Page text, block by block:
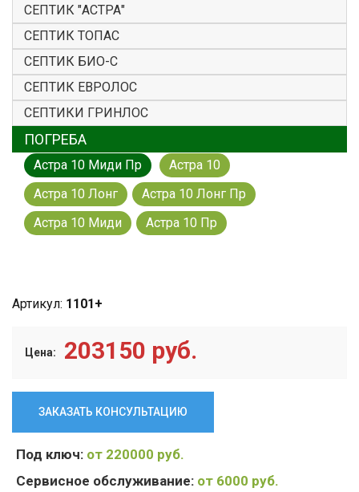
СЕПТИК "АСТРА"
СЕПТИК ТОПАС
СЕПТИК БИО-С
СЕПТИК ЕВРОЛОС
СЕПТИКИ ГРИНЛОС
ПОГРЕБА
Астра 10 Миди Пр
Астра 10
Астра 10 Лонг
Астра 10 Лонг Пр
Астра 10 Миди
Астра 10 Пр
Артикул: 1101+
Цена: 203150 руб.
ЗАКАЗАТЬ КОНСУЛЬТАЦИЮ
Под ключ: от 220000 руб.
Сервисное обслуживание: от 6000 руб.